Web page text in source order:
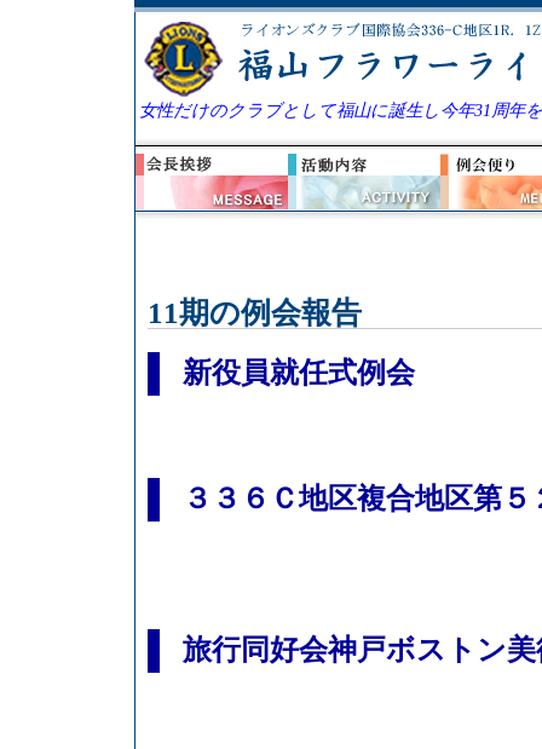
女性だけのクラブとして福山に誕生し今年31周年
11期の例会報告
新役員就任式例会
３３６Ｃ地区複合地区第
旅行同好会神戸ボストン